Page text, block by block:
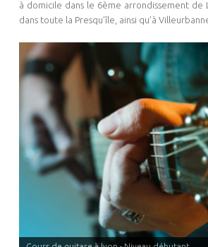
à domicile dans le 6ème arrondissement de
dans toute la Presqu’île, ainsi qu’à